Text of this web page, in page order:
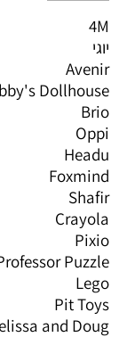
4M
יוגי
Avenir
Dollhouse
Brio
Oppi
Headu
Foxmind
Shafir
Crayola
Pixio
Puzzle
Lego
Pit Toys
and Doug